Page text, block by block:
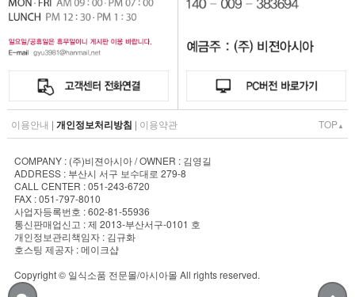
보
험
비
교
사
트
해
지
환
급
형
해
지
이용안내 | 개인정보처리방침 | 이용약관 TOP▲
COMPANY : (주)비젼아시아 / OWNER : 김영길
ADDRESS : 부산시 서구 보수대로 279-8
CALL CENTER : 051-243-6720
FAX : 051-797-8010
사업자등록번호 : 602-81-55936
통신판매업신고 : 제 2013-부산서구-0101 호
개인정보관리책임자 : 김규화
호스팅 제공자 : 메이크샵
Copyright © 일식소품 전문몰/아시아몰 All rights reserved.